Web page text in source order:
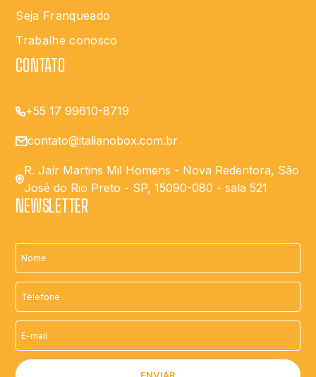
Seja Franqueado
Trabalhe conosco
CONTATO
+55 17 99610-8719
contato@italianobox.com.br
R. Jaír Martins Mil Homens - Nova Redentora, São
José do Rio Preto - SP, 15090-080 - sala 521
NEWSLETTER